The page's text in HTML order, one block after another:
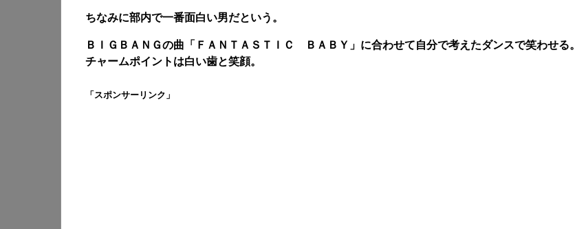
ちなみに部内で一番面白い男だという。
ＢＩＧＢＡＮＧの曲「ＦＡＮＴＡＳＴＩＣ ＢＡＢＹ」に合わせて自分で考えたダンスで笑わせる。
チャームポイントは白い歯と笑顔。
「スポンサーリンク」